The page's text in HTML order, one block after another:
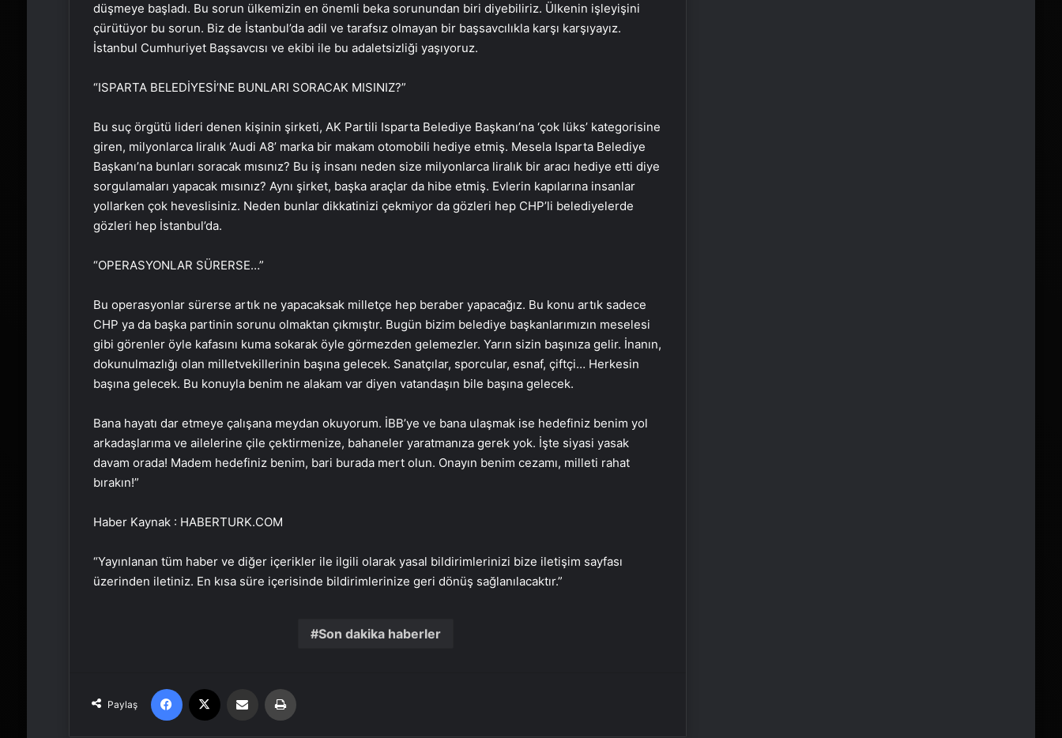
düşmeye başladı. Bu sorun ülkemizin en önemli beka sorunundan biri diyebiliriz. Ülkenin işleyişini
çürütüyor bu sorun. Biz de İstanbul’da adil ve tarafsız olmayan bir başsavcılıkla karşı karşıyayız.
İstanbul Cumhuriyet Başsavcısı ve ekibi ile bu adaletsizliği yaşıyoruz.
“ISPARTA BELEDİYESİ’NE BUNLARI SORACAK MISINIZ?”
Bu suç örgütü lideri denen kişinin şirketi, AK Partili Isparta Belediye Başkanı’na ‘çok lüks’ kategorisine
giren, milyonlarca liralık ‘Audi A8’ marka bir makam otomobili hediye etmiş. Mesela Isparta Belediye
Başkanı’na bunları soracak mısınız? Bu iş insanı neden size milyonlarca liralık bir aracı hediye etti diye
sorgulamaları yapacak mısınız? Aynı şirket, başka araçlar da hibe etmiş. Evlerin kapılarına insanlar
yollarken çok heveslisiniz. Neden bunlar dikkatinizi çekmiyor da gözleri hep CHP’li belediyelerde
gözleri hep İstanbul’da.
“OPERASYONLAR SÜRERSE…”
Bu operasyonlar sürerse artık ne yapacaksak milletçe hep beraber yapacağız. Bu konu artık sadece
CHP ya da başka partinin sorunu olmaktan çıkmıştır. Bugün bizim belediye başkanlarımızın meselesi
gibi görenler öyle kafasını kuma sokarak öyle görmezden gelemezler. Yarın sizin başınıza gelir. İnanın,
dokunulmazlığı olan milletvekillerinin başına gelecek. Sanatçılar, sporcular, esnaf, çiftçi… Herkesin
başına gelecek. Bu konuyla benim ne alakam var diyen vatandaşın bile başına gelecek.
Bana hayatı dar etmeye çalışana meydan okuyorum. İBB’ye ve bana ulaşmak ise hedefiniz benim yol
arkadaşlarıma ve ailelerine çile çektirmenize, bahaneler yaratmanıza gerek yok. İşte siyasi yasak
davam orada! Madem hedefiniz benim, bari burada mert olun. Onayın benim cezamı, milleti rahat
bırakın!”
Haber Kaynak : HABERTURK.COM
“Yayınlanan tüm haber ve diğer içerikler ile ilgili olarak yasal bildirimlerinizi bize iletişim sayfası
üzerinden iletiniz. En kısa süre içerisinde bildirimlerinize geri dönüş sağlanılacaktır.”
Son dakika haberler
Paylaş
Facebook Email'den paylaş